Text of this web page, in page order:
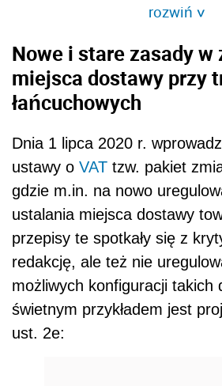
rozwiń>
Nowe i stare zasady w
miejsca dostawy przy
łańcuchowych
Dnia 1 lipca 2020 r.
ustawy o VAT tzw. pakiet
gdzie m.in. na nowo
ustalania miejsca dostawy
przepisy te spotkały się z
redakcję, ale też nie
możliwych konfiguracji takich
świetnym przykładem jest
ust. 2e: